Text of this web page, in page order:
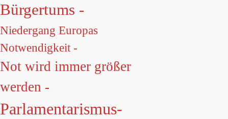
Bürgertums -
Niedergang Europas
Notwendigkeit -
Not wird immer größer
werden -
Parlamentarismus-